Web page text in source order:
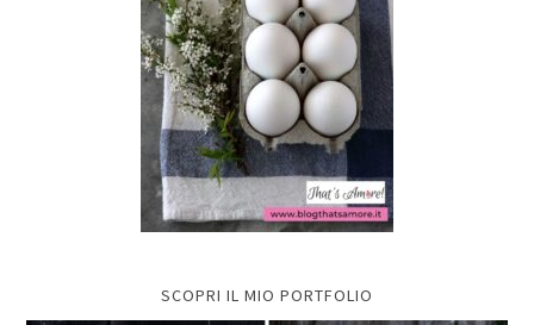
SCOPRI IL MIO PORTFOLIO